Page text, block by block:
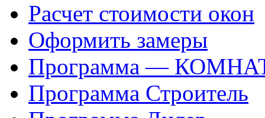
Расчет стоимости окон
Оформить замеры
Программа —
Программа Строитель